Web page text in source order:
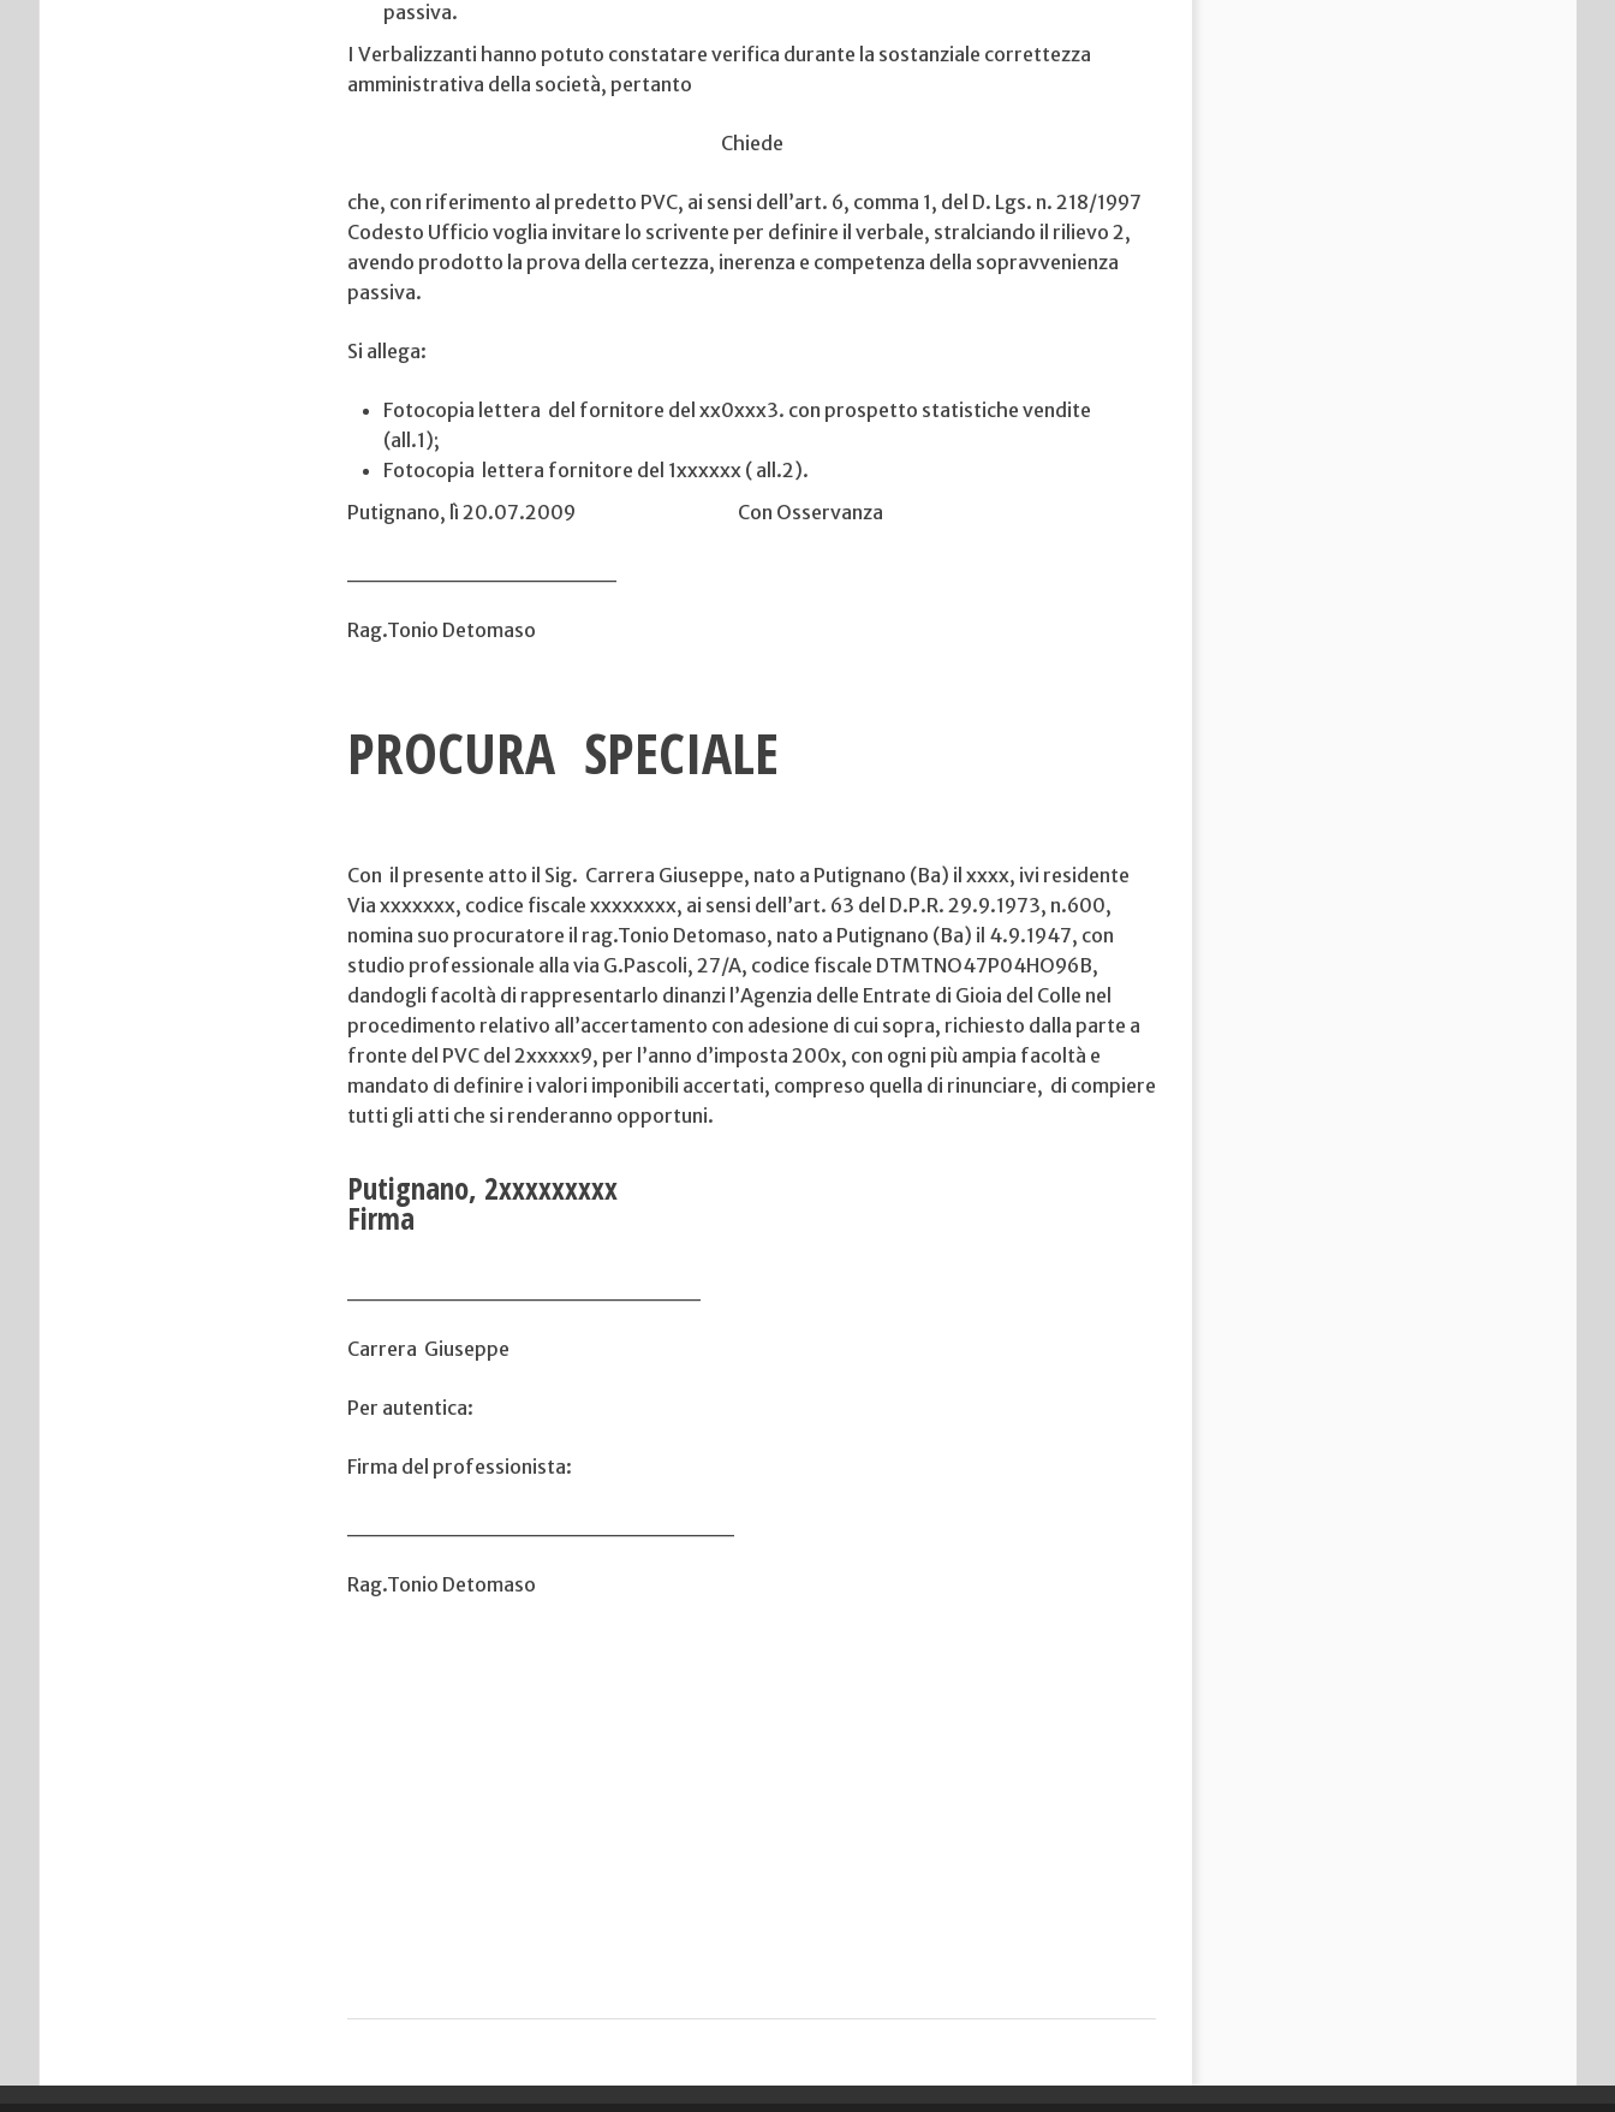
passiva.
I Verbalizzanti hanno potuto constatare verifica durante la sostanziale correttezza
amministrativa della società, pertanto
Chiede
che, con riferimento al predetto PVC, ai sensi dell’art. 6, comma 1, del D. Lgs. n. 218/1997
Codesto Ufficio voglia invitare lo scrivente per definire il verbale, stralciando il rilievo 2,
avendo prodotto la prova della certezza, inerenza e competenza della sopravvenienza
passiva.
Si allega:
Fotocopia lettera del fornitore del xx0xxx3. con prospetto statistiche vendite
(all.1);
Fotocopia lettera fornitore del 1xxxxxx ( all.2).
Putignano, lì 20.07.2009 Con Osservanza
Rag.Tonio Detomaso
PROCURA SPECIALE
Con il presente atto il Sig. Carrera Giuseppe, nato a Putignano (Ba) il xxxx, ivi residente
Via xxxxxxx, codice fiscale xxxxxxxx, ai sensi dell’art. 63 del D.P.R. 29.9.1973, n.600,
nomina suo procuratore il rag.Tonio Detomaso, nato a Putignano (Ba) il 4.9.1947, con
studio professionale alla via G.Pascoli, 27/A, codice fiscale DTMTNO47P04HO96B,
dandogli facoltà di rappresentarlo dinanzi l’Agenzia delle Entrate di Gioia del Colle nel
procedimento relativo all’accertamento con adesione di cui sopra, richiesto dalla parte a
fronte del PVC del 2xxxxx9, per l’anno d’imposta 200x, con ogni più ampia facoltà e
mandato di definire i valori imponibili accertati, compreso quella di rinunciare, di compiere
tutti gli atti che si renderanno opportuni.
Putignano, 2xxxxxxxxx
Firma
Carrera Giuseppe
Per autentica:
Firma del professionista:
Rag.Tonio Detomaso